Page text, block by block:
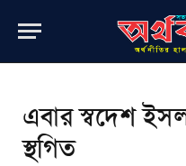
এবার স্বদেশ
স্থগিত